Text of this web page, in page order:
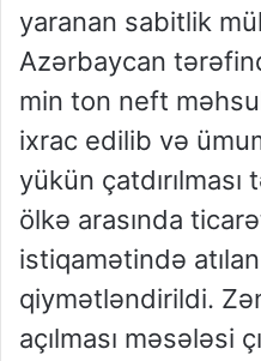
yaranan sabitlik
Azərbaycan
min ton neft
ixrac edilib və
yükün
ölkə arasında
istiqamətində
qiymətləndirildi.
açılması məsələsi